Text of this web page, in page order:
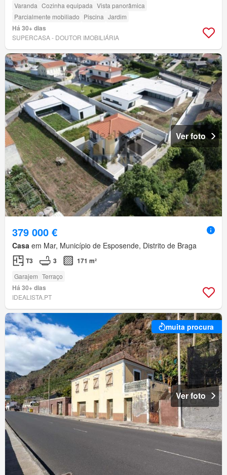
Varanda Cozinha equipada Vista panorâmica
Parcialmente mobiliado Piscina Jardim
Há 30+ dias
SUPERCASA - DOUTOR IMOBILIÁRIA
Ver foto
379 000 €
Casa em Mar, Município de Esposende, Distrito de Braga
T3 3 171 m²
Garajem Terraço
Há 30+ dias
IDEALISTA.PT
muita procura
Ver foto